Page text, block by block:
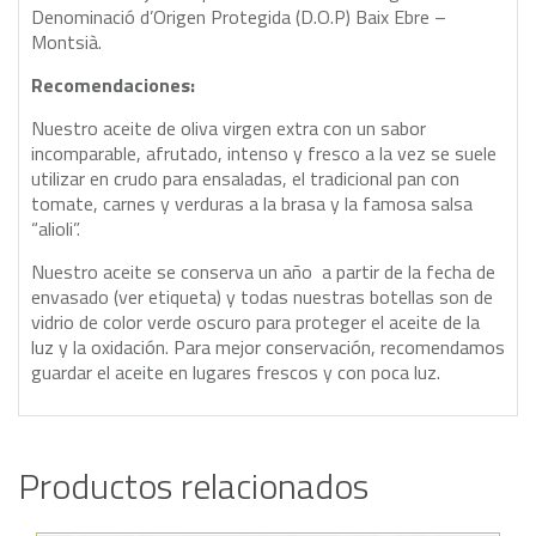
Denominació d’Origen Protegida (D.O.P) Baix Ebre –
Montsià.
Recomendaciones:
Nuestro aceite de oliva virgen extra con un sabor
incomparable, afrutado, intenso y fresco a la vez se suele
utilizar en crudo para ensaladas, el tradicional pan con
tomate, carnes y verduras a la brasa y la famosa salsa
“alioli”.
Nuestro aceite se conserva un año a partir de la fecha de
envasado (ver etiqueta) y todas nuestras botellas son de
vidrio de color verde oscuro para proteger el aceite de la
luz y la oxidación. Para mejor conservación, recomendamos
guardar el aceite en lugares frescos y con poca luz.
Productos relacionados